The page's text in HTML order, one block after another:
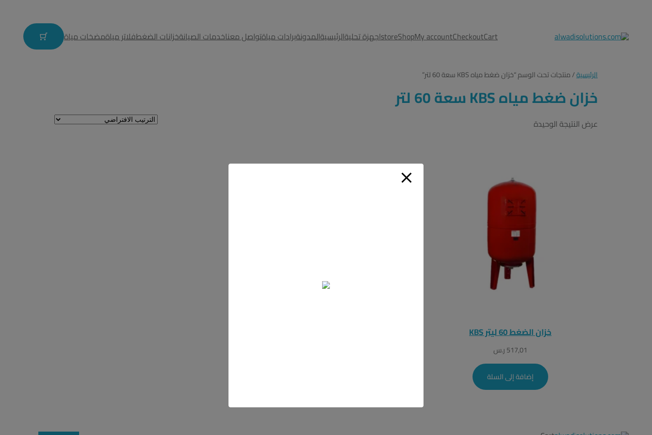
Cart
Checkout
My account
Shop
storeاجهزة تحليةالرئيسيةالمدونةبرادات مياةتواصل معناخدمات الصيانةخزانات الضغطفلاتر مياةمضخات مياة
الرئيسية/ منتجات تحت الوسم “خزان ضغط مياه KBS سعة 60 لتر”
خزان ضغط مياه KBS سعة 60 لتر
عرض النتيجة الوحيدة
خزان الضغط 60 ليتر KBS
517,01ر.س
إضافة إلى السلة